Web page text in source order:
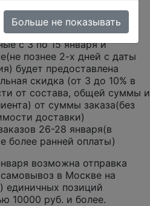
общей суммой больше 1000
учета цены доставки),
с 3 по 15 января и
познее 2-х дней с даты
будет предоставлена
скидка (от 3 до 10% в
от состава, общей суммы и
от суммы заказа(без
доставки)
26-28 января(в
более ранней оплаты)
возможна отправка
в Москве на
единичных позиций
10000 руб. и более.
Больше не показывать